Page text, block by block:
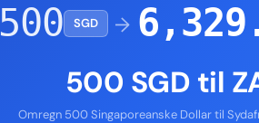
500 SGD →
500 SGD til
Omregn 500 Singaporeanske Dollar til